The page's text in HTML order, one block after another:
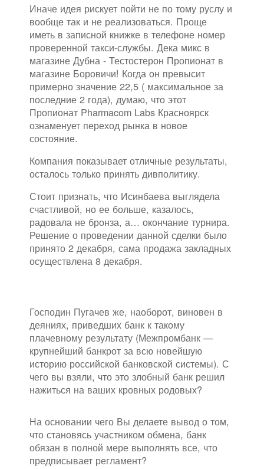
Иначе идея рискует пойти не по тому руслу и
вообще так и не реализоваться. Проще
иметь в записной книжке в телефоне номер
проверенной такси-службы. Дека микс в
магазине Дубна - Тестостерон Пропионат в
магазине Боровичи! Когда он превысит
примерно значение 22,5 ( максимальное за
последние 2 года), думаю, что этот
Пропионат Pharmacom Labs Красноярск
ознаменует переход рынка в новое
состояние.
Компания показывает отличные результаты,
осталось только принять дивполитику.
Стоит признать, что Исинбаева выглядела
счастливой, но ее больше, казалось,
радовала не бронза, а… окончание турнира.
Решение о проведении данной сделки было
принято 2 декабря, сама продажа закладных
осуществлена 8 декабря.
Господин Пугачев же, наоборот, виновен в
деяниях, приведших банк к такому
плачевному результату (Межпромбанк —
крупнейший банкрот за всю новейшую
историю российской банковской системы). С
чего вы взяли, что это злобный банк решил
нажиться на ваших кровных родовых?
На основании чего Вы делаете вывод о том,
что становясь участником обмена, банк
обязан в полной мере выполнять все, что
предписывает регламент?